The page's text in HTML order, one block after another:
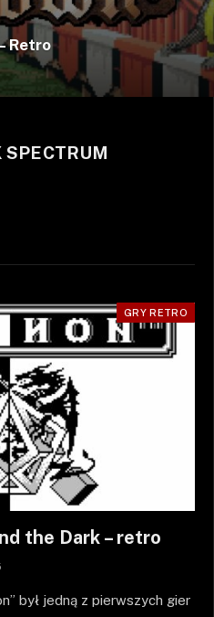
Retro
SPECTRUM
GRY RETRO
the Dark – retro
był jedną z pierwszych gier